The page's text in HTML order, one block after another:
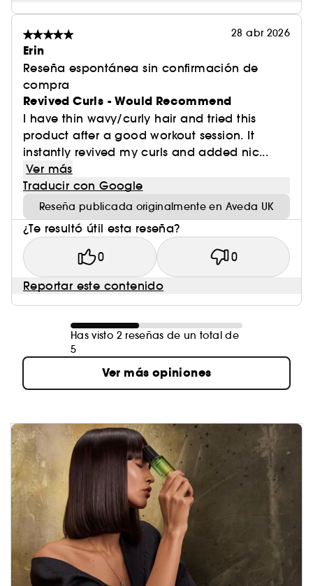
28 abr 2026
Erin
Reseña espontánea sin confirmación de
compra
Revived Curls - Would Recommend
I have thin wavy/curly hair and tried this
product after a good workout session. It
instantly revived my curls and added nic...
Ver más
Traducir con Google
Reseña publicada originalmente en Aveda UK
¿Te resultó útil esta reseña?
0 0
Reportar este contenido
Has visto 2 reseñas de un total de
5
Ver más opiniones